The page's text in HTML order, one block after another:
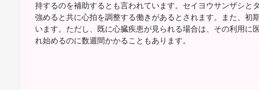
持するのを補助するとも言われています。セイヨウサンザシと
強めると共に心拍を調整する働きがあるとされます。また、初
います。ただし、既に心臓疾患が見られる場合は、その利用に
れ始めるのに数週間かかることもあります。